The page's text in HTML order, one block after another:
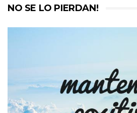
NO SE LO PIERDAN!